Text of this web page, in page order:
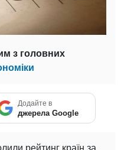
з головних
Додайте в
джерела Google
рейтинг країн за